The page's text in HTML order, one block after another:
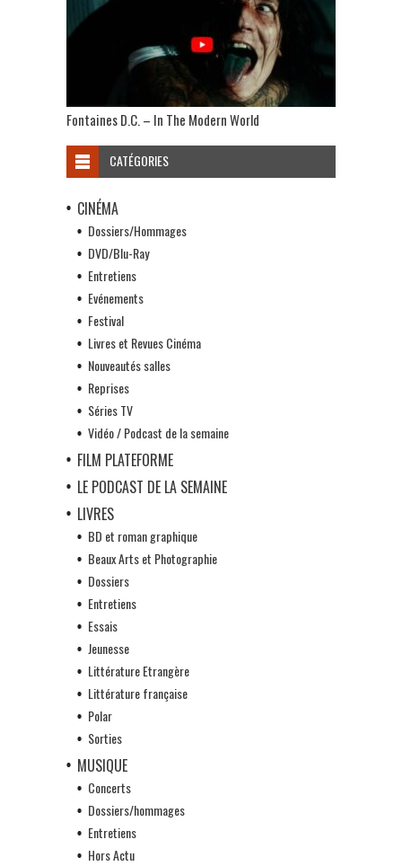
Fontaines D.C. – In The Modern World
CATÉGORIES
CINÉMA
Dossiers/Hommages
DVD/Blu-Ray
Entretiens
Evénements
Festival
Livres et Revues Cinéma
Nouveautés salles
Reprises
Séries TV
Vidéo / Podcast de la semaine
FILM PLATEFORME
LE PODCAST DE LA SEMAINE
LIVRES
BD et roman graphique
Beaux Arts et Photographie
Dossiers
Entretiens
Essais
Jeunesse
Littérature Etrangère
Littérature française
Polar
Sorties
MUSIQUE
Concerts
Dossiers/hommages
Entretiens
Hors Actu